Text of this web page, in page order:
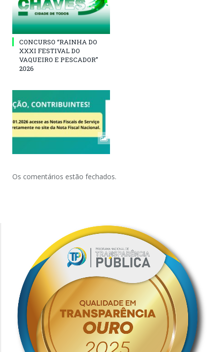
CONCURSO “RAINHA DO
XXXI FESTIVAL DO
VAQUEIRO E PESCADOR”
2026
Os comentários estão fechados.